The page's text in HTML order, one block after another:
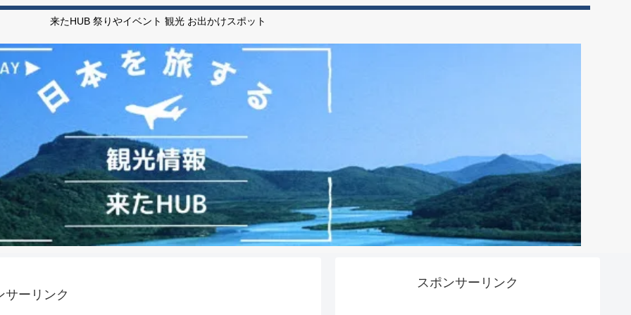
来たHUB 祭りやイベント 観光 お出かけスポット
サーリンク
スポンサーリンク